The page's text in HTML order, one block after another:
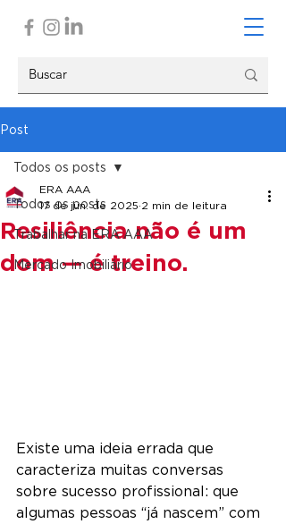
Post
Todos os posts
Trabalhar na ERA AAA
Mercado Imobiliário
Todos os posts
Resiliência não é um
dom — é treino.
ERA AAA
17 de jun. de 2025 2 min de leitura
Existe uma ideia errada que
caracteriza muitas conversas
sobre sucesso profissional: que
algumas pessoas “já nascem” com